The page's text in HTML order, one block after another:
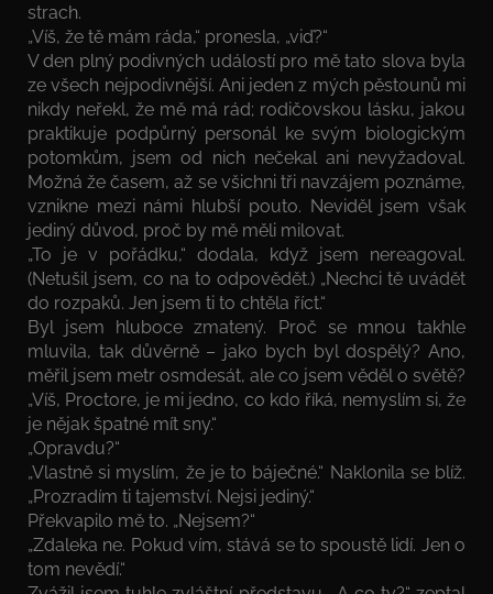
strach.
„Víš, že tě mám ráda,“ pronesla, „viď?“
V den plný podivných událostí pro mě tato slova byla
ze všech nejpodivnější. Ani jeden z mých pěstounů mi
nikdy neřekl, že mě má rád; rodičovskou lásku, jakou
praktikuje podpůrný personál ke svým biologickým
potomkům, jsem od nich nečekal ani nevyžadoval.
Možná že časem, až se všichni tři navzájem poznáme,
vznikne mezi námi hlubší pouto. Neviděl jsem však
jediný důvod, proč by mě měli milovat.
„To je v pořádku,“ dodala, když jsem nereagoval.
(Netušil jsem, co na to odpovědět.) „Nechci tě uvádět
do rozpaků. Jen jsem ti to chtěla říct.“
Byl jsem hluboce zmatený. Proč se mnou takhle
mluvila, tak důvěrně – jako bych byl dospělý? Ano,
měřil jsem metr osmdesát, ale co jsem věděl o světě?
„Víš, Proctore, je mi jedno, co kdo říká, nemyslím si, že
je nějak špatné mít sny.“
„Opravdu?“
„Vlastně si myslím, že je to báječné.“ Naklonila se blíž.
„Prozradím ti tajemství. Nejsi jediný.“
Překvapilo mě to. „Nejsem?“
„Zdaleka ne. Pokud vím, stává se to spoustě lidí. Jen o
tom nevědí.“